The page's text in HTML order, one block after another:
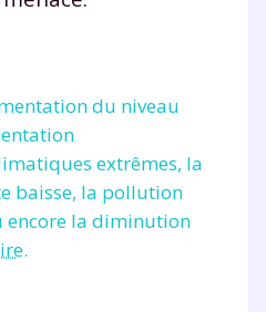
du niveau
extrêmes, la
baisse, la pollution
encore la diminution
.